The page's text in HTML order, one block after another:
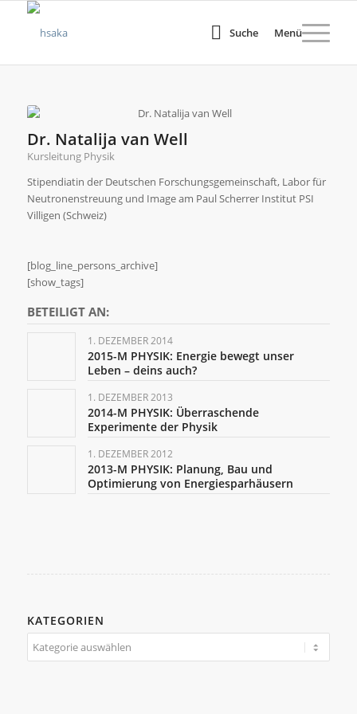
Suche Menü
Dr. Natalija van Well
Kursleitung Physik
Stipendiatin der Deutschen Forschungsgemeinschaft, Labor für
Neutronenstreuung und Image am Paul Scherrer Institut PSI
Villigen (Schweiz)
[blog_line_persons_archive]
[show_tags]
BETEILIGT AN:
1. DEZEMBER 2014
2015-M PHYSIK: Energie bewegt unser
Leben – deins auch?
1. DEZEMBER 2013
2014-M PHYSIK: Überraschende
Experimente der Physik
1. DEZEMBER 2012
2013-M PHYSIK: Planung, Bau und
Optimierung von Energiesparhäusern
KATEGORIEN
Kategorien